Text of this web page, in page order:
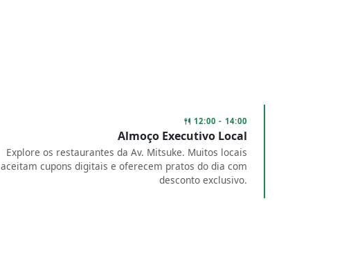
12:00 - 14:00
Almoço Executivo Local
Explore os restaurantes da Av. Mitsuke. Muitos locais
aceitam cupons digitais e oferecem pratos do dia com
desconto exclusivo.